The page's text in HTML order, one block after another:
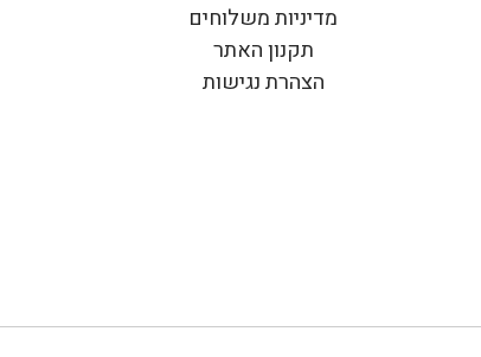
מדיניות משלוחים
תקנון האתר
הצהרת נגישות